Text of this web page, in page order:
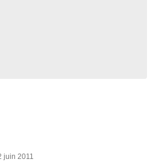
juin 2011